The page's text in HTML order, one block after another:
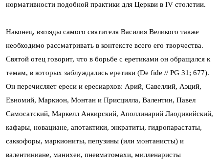
нормативности подобной практики для Церкви в IV столетии.
Наконец, взгляды самого святителя Василия Великого также
необходимо рассматривать в контексте всего его творчества.
Святой отец говорит, что в борьбе с еретиками он обращался к
темам, в которых заблуждались еретики (De fide // PG 31; 677).
Он перечисляет ереси и ересиархов: Арий, Савеллий, Аэций,
Евномий, Маркион, Монтан и Присцилла, Валентин, Павел
Самосатский, Маркелл Анкирский, Аполлинарий Лаодикийский,
кафары, новациане, апотактики, энкратиты, гидропарастаты,
саккофоры, маркиониты, пепузины (или монтанисты) и
валентиниане, манихеи, пневматомахи, милленаристы